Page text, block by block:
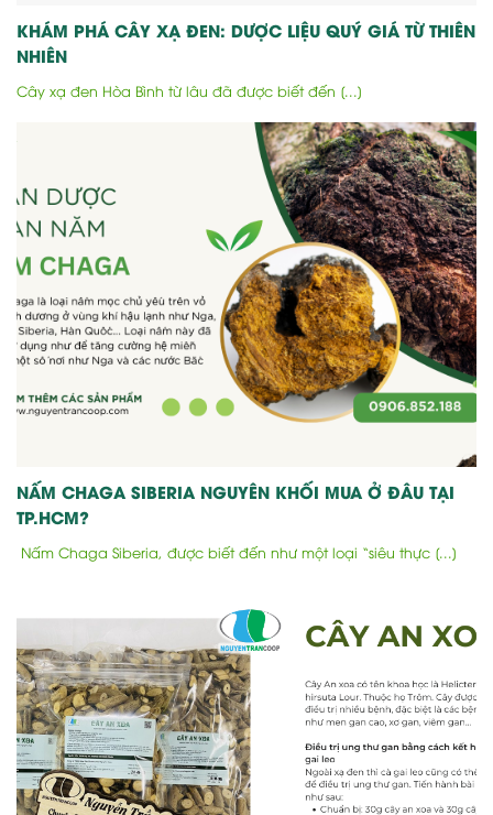
KHÁM PHÁ CÂY XẠ ĐEN: DƯỢC LIỆU QUÝ GIÁ TỪ THIÊN
NHIÊN
Cây xạ đen Hòa Bình từ lâu đã được biết đến [...]
NẤM CHAGA SIBERIA NGUYÊN KHỐI MUA Ở ĐÂU TẠI
TP.HCM?
Nấm Chaga Siberia, được biết đến như một loại “siêu thực [...]